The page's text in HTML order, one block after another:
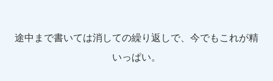
途中まで書いては消しての繰り返しで、今でもこれが精
いっぱい。